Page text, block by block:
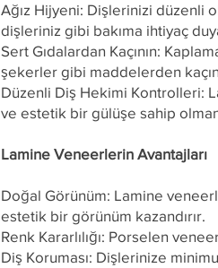
Ağız Hijyeni: Dişlerinizi düzenli
dişleriniz gibi bakıma ihtiyaç
Sert Gıdalardan Kaçının:
şekerler gibi maddelerden
Düzenli Diş Hekimi Kontrolleri:
ve estetik bir gülüşe sahip
Lamine Veneerlerin Avantajları
Doğal Görünüm: Lamine
estetik bir görünüm kazandırır.
Renk Kararlılığı: Porselen
Diş Koruması: Dişlerinize